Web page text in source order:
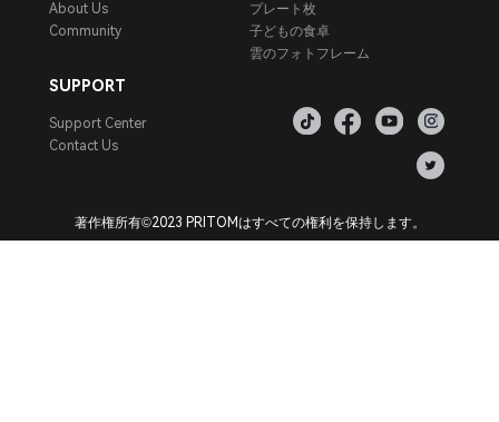
About Us
Community
プレート枚
子どもの食卓
雲のフォトフレーム
SUPPORT
Support Center
Contact Us
著作権所有©2023 PRITOMはすべての権利を保持します。